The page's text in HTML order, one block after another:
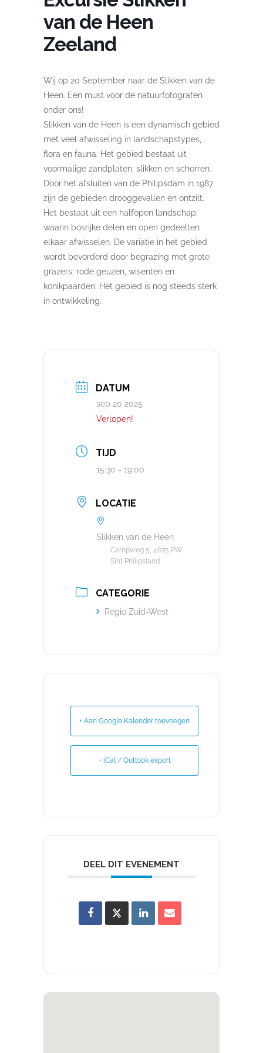
van de Heen
Zeeland
Wij op 20 September naar de Slikken van de
Heen. Een must voor de natuurfotografen
onder ons!
Slikken van de Heen is een dynamisch gebied
met veel afwisseling in landschapstypes,
flora en fauna. Het gebied bestaat uit
voormalige zandplaten, slikken en schorren.
Door het afsluiten van de Philipsdam in 1987
zijn de gebieden drooggevallen en ontzilt.
Het bestaat uit een halfopen landschap,
waarin bosrijke delen en open gedeelten
elkaar afwisselen. De variatie in het gebied
wordt bevorderd door begrazing met grote
grazers: rode geuzen, wisenten en
konikpaarden. Het gebied is nog steeds sterk
in ontwikkeling.
DATUM
sep 20 2025
Verlopen!
TIJD
15:30 - 19:00
LOCATIE
Slikken van de Heen
Campweg 5, 4675 PW
Sint Philipsland
CATEGORIE
Regio Zuid-West
+ Aan Google Kalender toevoegen
+ iCal / Outlook export
DEEL DIT EVENEMENT